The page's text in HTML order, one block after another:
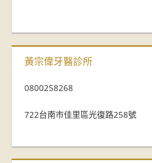
黃宗偉牙醫診所
0800258268
722台南市佳里區光復路258號